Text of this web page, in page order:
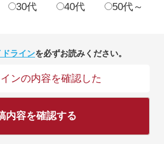
30代 40代 50代～
ラインを必ずお読みください。
ンの内容を確認した
内容を確認する